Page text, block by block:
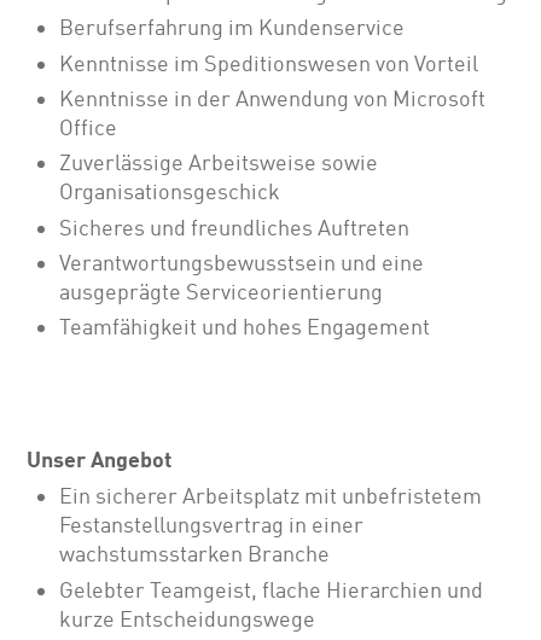
Berufserfahrung im Kundenservice
Kenntnisse im Speditionswesen von Vorteil
Kenntnisse in der Anwendung von Microsoft
Office
Zuverlässige Arbeitsweise sowie
Organisationsgeschick
Sicheres und freundliches Auftreten
Verantwortungsbewusstsein und eine
ausgeprägte Serviceorientierung
Teamfähigkeit und hohes Engagement
Unser Angebot
Ein sicherer Arbeitsplatz mit unbefristetem
Festanstellungsvertrag in einer
wachstumsstarken Branche
Gelebter Teamgeist, flache Hierarchien und
kurze Entscheidungswege